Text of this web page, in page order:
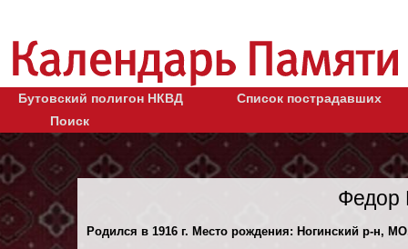
Бутовский полигон НКВД
Список пострадавших
Поиск
Федор
Родился в 1916 г. Место рождения: Ногинский р-н,